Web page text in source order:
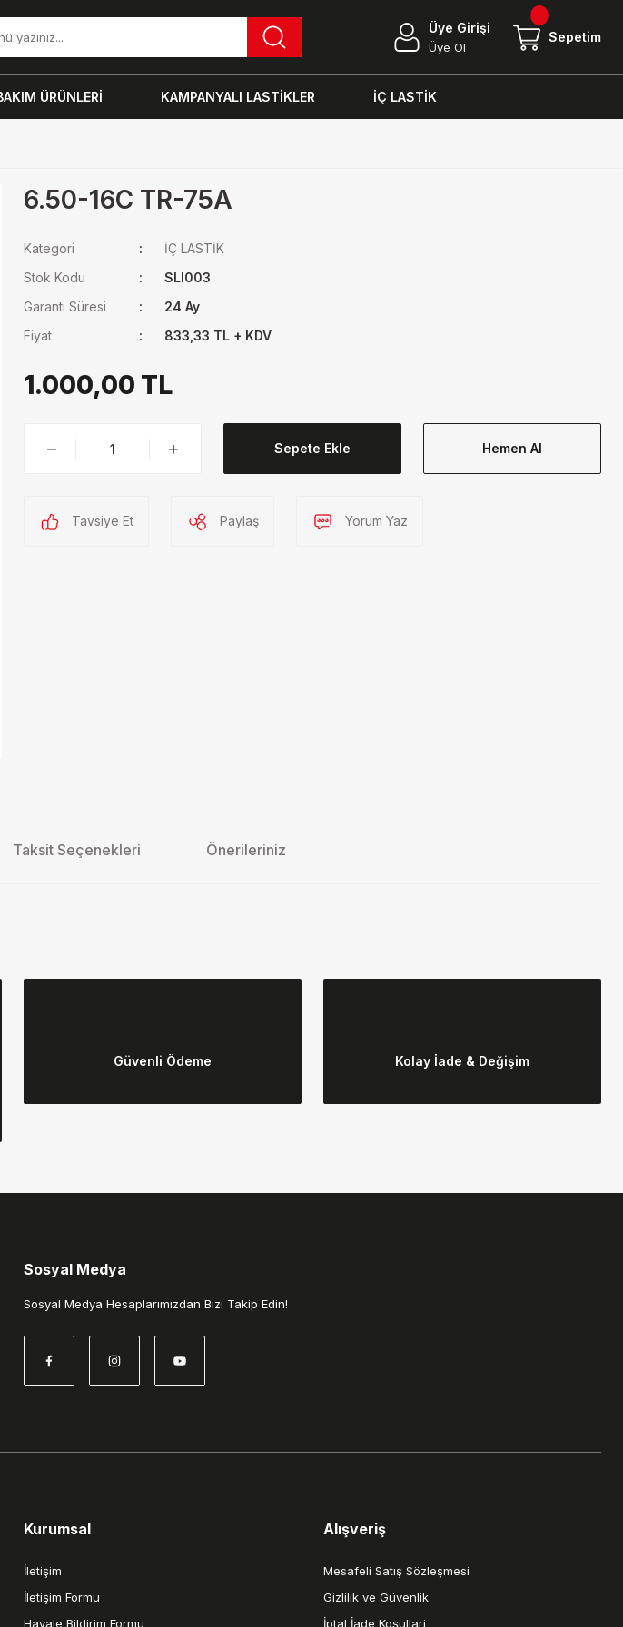
Üye Girişi
Üye Ol
Sepetim
ÜRÜNLERİ KAMPANYALI LASTİKLER İÇ LASTİK
6.50-16C TR-75A
Kategori
İÇ LASTİK
Stok Kodu
SLI003
Garanti Süresi
24 Ay
Fiyat
833,33 TL + KDV
1.000,00 TL
Sepete Ekle Hemen Al
Tavsiye Et Paylaş Yorum Yaz
Taksit Seçenekleri Önerileriniz
Güvenli Ödeme Kolay İade & Değişim
Sosyal Medya
Sosyal Medya Hesaplarımızdan Bizi Takip Edin!
Kurumsal
İletişim
İletişim Formu
Havale Bildirim Formu
Alışveriş
Mesafeli Satış Sözleşmesi
Gizlilik ve Güvenlik
İptal İade Koşullari